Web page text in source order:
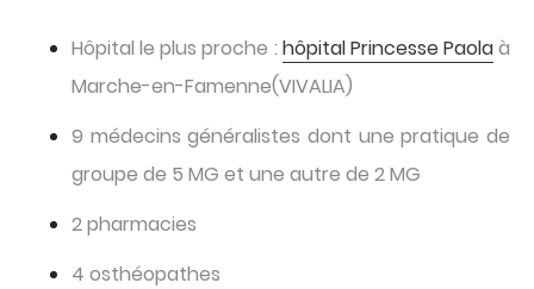
Hôpital le plus proche : hôpital Princesse Paolaà
Marche-en-Famenne(VIVALIA)
9 médecins généralistes dont une pratique de
groupe de 5 MG et une autre de 2 MG
2 pharmacies
4 osthéopathes